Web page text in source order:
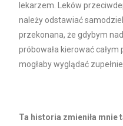
lekarzem. Leków
należy odstawiać
przekonana, że gdybym
próbowała kierować
mogłaby wyglądać
Ta historia zmieniła mnie